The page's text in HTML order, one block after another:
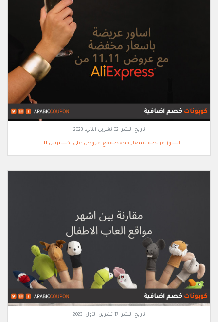
تاريخ النشر: 02 تشرين الثاني, 2023
اساور عريضة باسعار مخفضة مع عروض علي اكسبرس 11.11
تاريخ النشر: 17 تشرين الأول, 2023